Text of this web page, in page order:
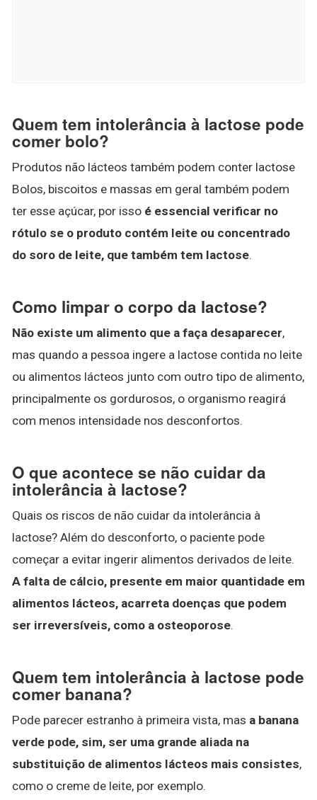
Quem tem intolerância à lactose pode
comer bolo?
Produtos não lácteos também podem conter lactose
Bolos, biscoitos e massas em geral também podem
ter esse açúcar, por isso é essencial verificar no
rótulo se o produto contém leite ou concentrado
do soro de leite, que também tem lactose.
Como limpar o corpo da lactose?
Não existe um alimento que a faça desaparecer,
mas quando a pessoa ingere a lactose contida no leite
ou alimentos lácteos junto com outro tipo de alimento,
principalmente os gordurosos, o organismo reagirá
com menos intensidade nos desconfortos.
O que acontece se não cuidar da
intolerância à lactose?
Quais os riscos de não cuidar da intolerância à
lactose? Além do desconforto, o paciente pode
começar a evitar ingerir alimentos derivados de leite.
A falta de cálcio, presente em maior quantidade em
alimentos lácteos, acarreta doenças que podem
ser irreversíveis, como a osteoporose.
Quem tem intolerância à lactose pode
comer banana?
Pode parecer estranho à primeira vista, mas a banana
verde pode, sim, ser uma grande aliada na
substituição de alimentos lácteos mais consistes,
como o creme de leite, por exemplo.